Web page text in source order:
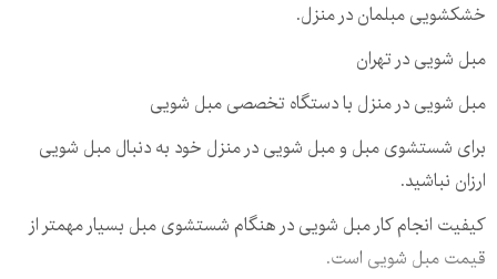
خشکشویی مبلمان در منزل.
مبل شویی در تهران
مبل شویی در منزل با دستگاه تخصصی مبل شویی
برای شستشوی مبل و مبل شویی در منزل خود به دنبال مبل شویی
ارزان نباشید.
کیفیت انجام کار مبل شویی در هنگام شستشوی مبل بسیار مهمتر از
قیمت مبل شویی است.